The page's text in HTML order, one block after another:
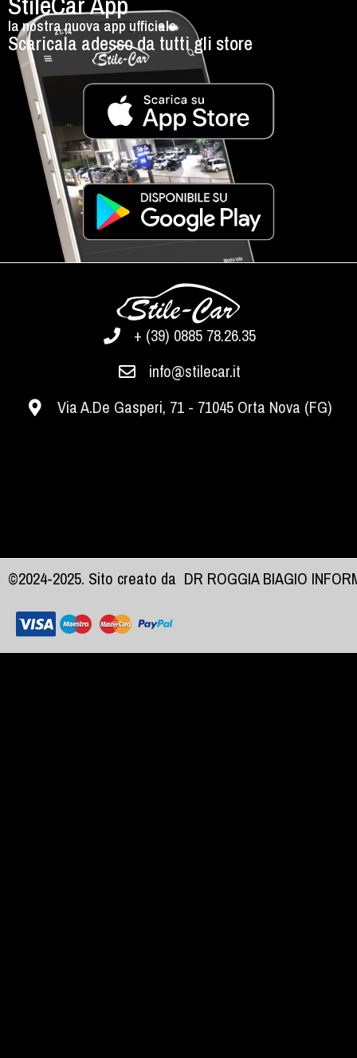
la nostra nuova app ufficiale
Scaricala adesso da tutti gli store
+ (39) 0885 78.26.35
info@stilecar.it
Via A.De Gasperi, 71 - 71045 Orta Nova (FG)
©2024-2025. Sito creato da DR ROGGIA BIAGIO